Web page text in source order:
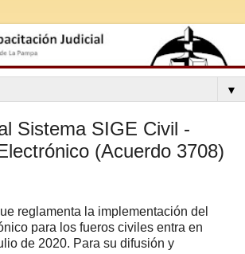
▼
Sistema SIGE Civil -
(Acuerdo 3708)
reglamenta la implementación del
para los fueros civiles entra en
de 2020. Para su difusión y